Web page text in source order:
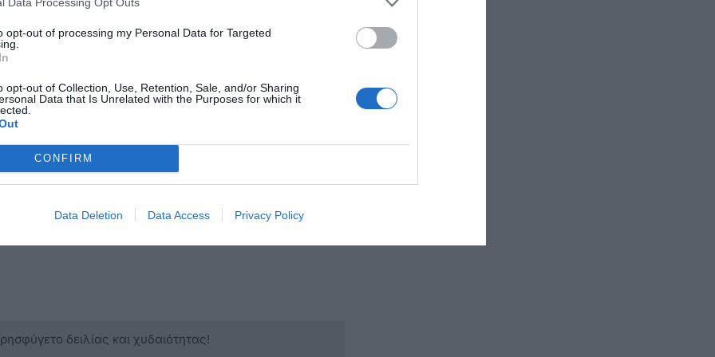
opt-out of processing my Personal Data for Targeted
opt-out of Collection, Use, Retention, Sale, and/or Sharing
Data that Is Unrelated with the Purposes for which it
CONFIRM
Data Deletion Data Access Privacy Policy
αισθήσεις του, σε κοινό τους φίλο. Στις
διαφορετικές «σκηνοθετημένες» πόζες.
δειλίας και χυδαιότητας!